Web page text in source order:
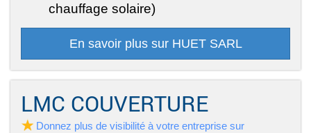
chauffage solaire)
En savoir plus sur HUET SARL
LMC COUVERTURE
Donnez plus de visibilité à votre entreprise sur